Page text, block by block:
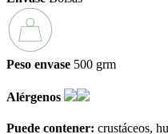
Peso envase 500 grm
Alérgenos
Puede contener: crustáceos